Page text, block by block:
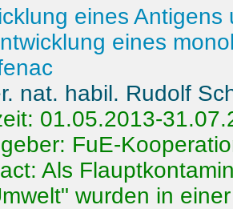
eines
eines
nat. habil. Rudolf
01.05.2013-
FuE-
Als
wurden in